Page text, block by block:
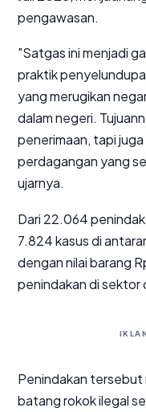
pengawasan.
"Satgas ini menjadi
praktik
yang merugikan
dalam negeri.
penerimaan, tapi
perdagangan yang
ujarnya.
Dari 22.064
7.824 kasus di
dengan nilai barang
penindakan di sektor
IKLAN
Penindakan tersebut
batang rokok ilegal